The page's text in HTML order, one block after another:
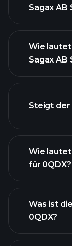
Sagax AB
Wie
Sagax AB
Steigt der
Wie
für 0QDX?
Was ist
0QDX?